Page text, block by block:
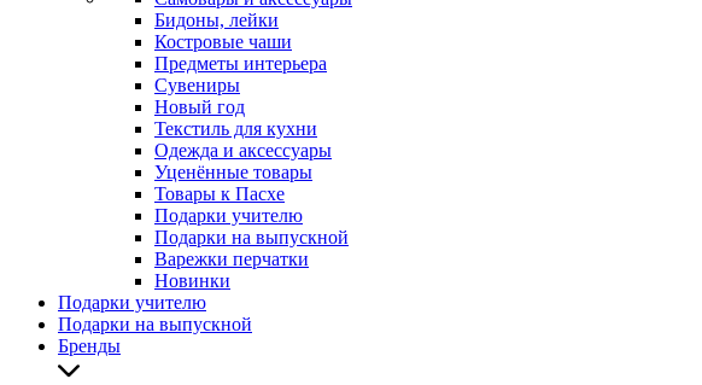
Бидоны, лейки
Костровые чаши
Предметы интерьера
Сувениры
Новый год
Текстиль для кухни
Одежда и аксессуары
Уценённые товары
Товары к Пасхе
Подарки учителю
Подарки на выпускной
Варежки перчатки
Новинки
Подарки учителю
Подарки на выпускной
Бренды